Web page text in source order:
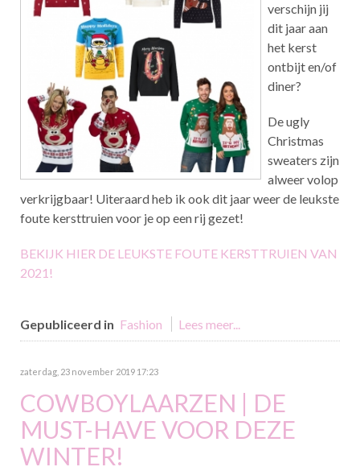
verschijn jij
dit jaar aan
het kerst
ontbijt en/of
diner?
De ugly
Christmas
sweaters zijn
alweer volop
verkrijgbaar! Uiteraard heb ik ook dit jaar weer de leukste
foute kersttruien voor je op een rij gezet!
BEKIJK HIER DE LEUKSTE FOUTE KERSTTRUIEN VAN
2021!
Gepubliceerd in Fashion Lees meer...
zaterdag, 23 november 2019 17:23
COWBOYLAARZEN | DE
MUST-HAVE VOOR DEZE
WINTER!